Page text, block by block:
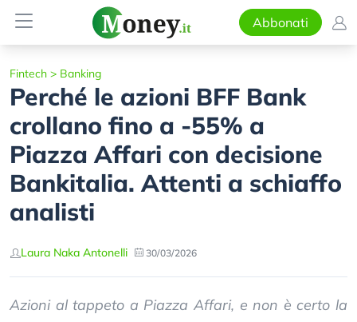
Abbonati
Fintech > Banking
Perché le azioni BFF Bank
crollano fino a -55% a
Piazza Affari con decisione
Bankitalia. Attenti a schiaffo
analisti
Laura Naka Antonelli 30/03/2026
Azioni al tappeto a Piazza Affari, e non è certo la